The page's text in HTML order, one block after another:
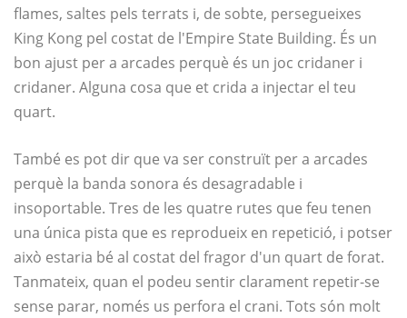
flames, saltes pels terrats i, de sobte, persegueixes
King Kong pel costat de l'Empire State Building. És un
bon ajust per a arcades perquè és un joc cridaner i
cridaner. Alguna cosa que et crida a injectar el teu
quart.
També es pot dir que va ser construït per a arcades
perquè la banda sonora és desagradable i
insoportable. Tres de les quatre rutes que feu tenen
una única pista que es reprodueix en repetició, i potser
això estaria bé al costat del fragor d'un quart de forat.
Tanmateix, quan el podeu sentir clarament repetir-se
sense parar, només us perfora el crani. Tots són molt